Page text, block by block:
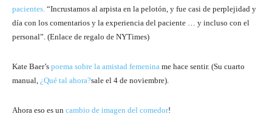
pacientes. “Incrustamos al arpista en la pelotón, y fue casi de perplejidad y
día con los comentarios y la experiencia del paciente … y incluso con el
personal”. (Enlace de regalo de NYTimes)
Kate Baer’s poema sobre la amistad femenina me hace sentir. (Su cuarto
manual, ¿Qué tal ahora?sale el 4 de noviembre).
Ahora eso es un cambio de imagen del comedor!